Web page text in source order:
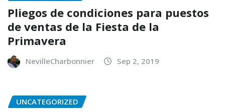
Pliegos de condiciones para puestos
de ventas de la Fiesta de la
Primavera
NevilleCharbonnier Sep 2, 2019
UNCATEGORIZED